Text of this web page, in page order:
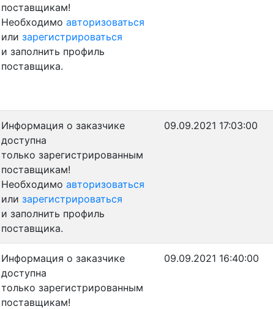
поставщикам!
Необходимо авторизоваться
или зарегистрироваться
и заполнить профиль
поставщика.
Информация о заказчике
доступна
только зарегистрированным
поставщикам!
Необходимо авторизоваться
или зарегистрироваться
и заполнить профиль
поставщика.
09.09.2021 17:03:00
Информация о заказчике
доступна
только зарегистрированным
поставщикам!
09.09.2021 16:40:00